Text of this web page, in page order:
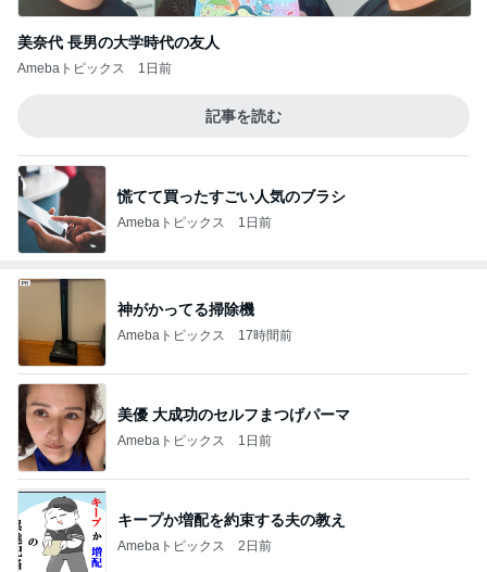
美奈代 長男の大学時代の友人
Amebaトピックス 1日前
記事を読む
慌てて買ったすごい人気のブラシ
Amebaトピックス 1日前
神がかってる掃除機
Amebaトピックス 17時間前
美優 大成功のセルフまつげパーマ
Amebaトピックス 1日前
キープか増配を約束する夫の教え
Amebaトピックス 2日前